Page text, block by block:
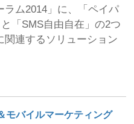
ラム2014」に、「ペイパ
「SMS自由自在」の2つ
関連するソリューション
モバイルマーケティング